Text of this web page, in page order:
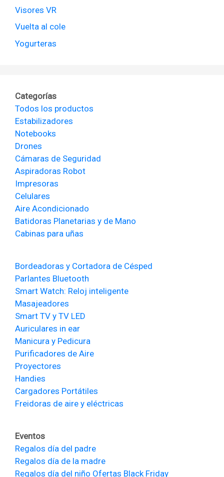
Visores VR
Vuelta al cole
Yogurteras
Categorías
Todos los productos
Estabilizadores
Notebooks
Drones
Cámaras de Seguridad
Aspiradoras Robot
Impresoras
Celulares
Aire Acondicionado
Batidoras Planetarias y de Mano
Cabinas para uñas
Bordeadoras y Cortadora de Césped
Parlantes Bluetooth
Smart Watch: Reloj inteligente
Masajeadores
Smart TV y TV LED
Auriculares in ear
Manicura y Pedicura
Purificadores de Aire
Proyectores
Handies
Cargadores Portátiles
Freidoras de aire y eléctricas
Eventos
Regalos día del padre
Regalos día de la madre
Regalos día del niño Ofertas Black Friday